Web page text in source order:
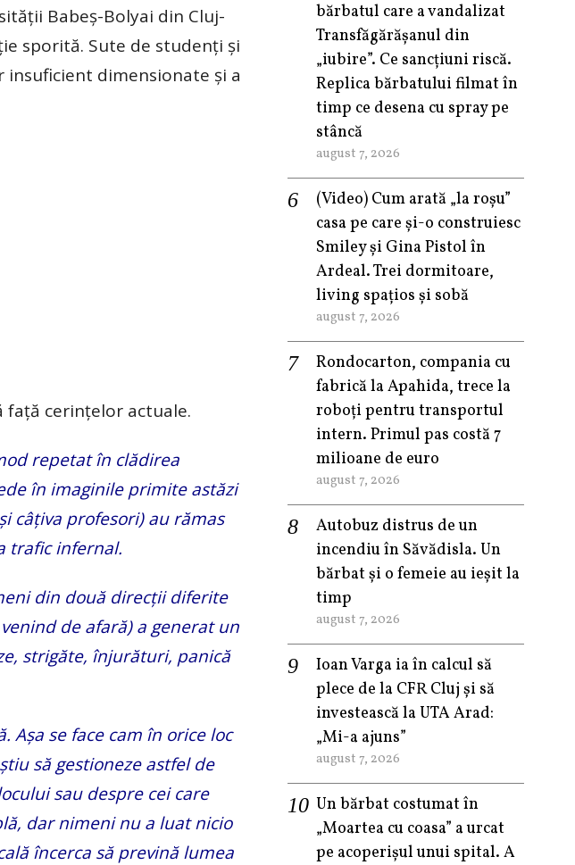
Babeș-Bolyai din Cluj-
sporită. Sute de studenți și
dimensionate și a
față cerințelor actuale.
repetat în clădirea
în imaginile primite astăzi
câțiva profesori) au rămas
trafic infernal.
din două direcții diferite
de afară) a generat un
strigăte, înjurături, panică
se face cam în orice loc
să gestioneze astfel de
sau despre cei care
dar nimeni nu a luat nicio
încerca să prevină lumea
bărbatul care a vandalizat
Transfăgărășanul din
„iubire”. Ce sancțiuni riscă.
Replica bărbatului filmat în
timp ce desena cu spray pe
stâncă
august 7, 2026
(Video) Cum arată „la roşu”
casa pe care şi-o construiesc
Smiley şi Gina Pistol în
Ardeal. Trei dormitoare,
living spațios și sobă
august 7, 2026
Rondocarton, compania cu
fabrică la Apahida, trece la
roboți pentru transportul
intern. Primul pas costă 7
milioane de euro
august 7, 2026
Autobuz distrus de un
incendiu în Săvădisla. Un
bărbat și o femeie au ieșit la
timp
august 7, 2026
Ioan Varga ia în calcul să
plece de la CFR Cluj și să
investească la UTA Arad:
„Mi-a ajuns”
august 7, 2026
Un bărbat costumat în
„Moartea cu coasa” a urcat
pe acoperișul unui spital. A